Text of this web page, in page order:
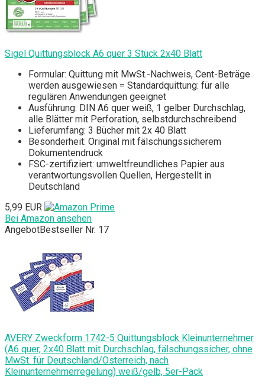
Sigel Quittungsblock A6 quer 3 Stück 2x40 Blatt
Formular: Quittung mit MwSt.-Nachweis, Cent-Beträge
werden ausgewiesen = Standardquittung: für alle
regulären Anwendungen geeignet
Ausführung: DIN A6 quer weiß, 1 gelber Durchschlag,
alle Blätter mit Perforation, selbstdurchschreibend
Lieferumfang: 3 Bücher mit 2x 40 Blatt
Besonderheit: Original mit fälschungssicherem
Dokumentendruck
FSC-zertifiziert: umweltfreundliches Papier aus
verantwortungsvollen Quellen, Hergestellt in
Deutschland
5,99 EUR
Bei Amazon ansehen
AngebotBestseller Nr. 17
AVERY Zweckform 1742-5 Quittungsblock Kleinunternehmer
(A6 quer, 2x40 Blatt mit Durchschlag, fälschungssicher, ohne
MwSt. für Deutschland/Österreich, nach
Kleinunternehmerregelung) weiß/gelb, 5er-Pack